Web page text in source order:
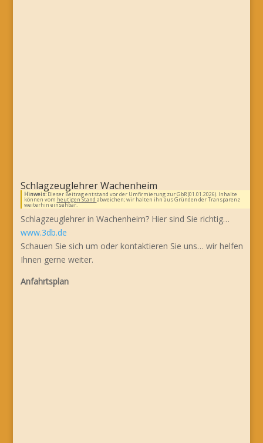
Schlagzeuglehrer Wachenheim
Hinweis:Dieser Beitrag entstand vor der Umfirmierung zur GbR (01.01.2026). Inhalte
können vom heutigen Stand abweichen; wir halten ihn aus Gründen der Transparenz
weiterhin einsehbar.
Schlagzeuglehrer in Wachenheim? Hier sind Sie richtig…
www.3db.de
Schauen Sie sich um oder kontaktieren Sie uns… wir helfen
Ihnen gerne weiter.
Anfahrtsplan